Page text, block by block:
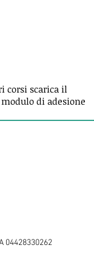
corsi scarica il
di adesione
04428330262